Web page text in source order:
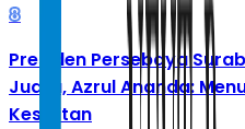
8
Presiden Persebaya
Juara, Azrul Ananda:
Kesulitan